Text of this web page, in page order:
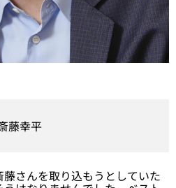
藤幸平
さんを取り込もうとしていた